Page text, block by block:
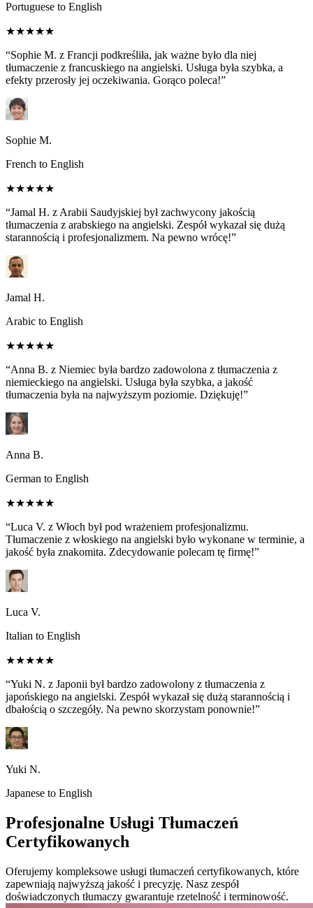
Portuguese to English
★★★★★
“Sophie M. z Francji podkreśliła, jak ważne było dla niej
tłumaczenie z francuskiego na angielski. Usługa była szybka, a
efekty przerosły jej oczekiwania. Gorąco poleca!”
Sophie M.
French to English
★★★★★
“Jamal H. z Arabii Saudyjskiej był zachwycony jakością
tłumaczenia z arabskiego na angielski. Zespół wykazał się dużą
starannością i profesjonalizmem. Na pewno wrócę!”
Jamal H.
Arabic to English
★★★★★
“Anna B. z Niemiec była bardzo zadowolona z tłumaczenia z
niemieckiego na angielski. Usługa była szybka, a jakość
tłumaczenia była na najwyższym poziomie. Dziękuję!”
Anna B.
German to English
★★★★★
“Luca V. z Włoch był pod wrażeniem profesjonalizmu.
Tłumaczenie z włoskiego na angielski było wykonane w terminie, a
jakość była znakomita. Zdecydowanie polecam tę firmę!”
Luca V.
Italian to English
★★★★★
“Yuki N. z Japonii był bardzo zadowolony z tłumaczenia z
japońskiego na angielski. Zespół wykazał się dużą starannością i
dbałością o szczegóły. Na pewno skorzystam ponownie!”
Yuki N.
Japanese to English
Profesjonalne Usługi Tłumaczeń
Certyfikowanych
Oferujemy kompleksowe usługi tłumaczeń certyfikowanych, które
zapewniają najwyższą jakość i precyzję. Nasz zespół
doświadczonych tłumaczy gwarantuje rzetelność i terminowość.